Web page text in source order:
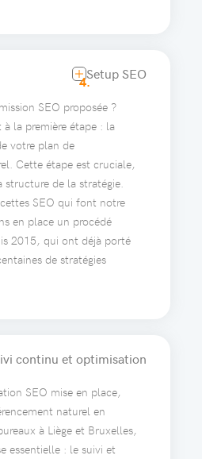
4.Setup SEO
SEO proposée ?
à la première étape : la
votre plan de
Cette étape est cruciale,
de la stratégie.
SEO qui font notre
en place un procédé
2015, qui ont déjà porté
de stratégies
continu et optimisation
SEO mise en place,
naturel en
à Liège et Bruxelles,
essentielle : le suivi et